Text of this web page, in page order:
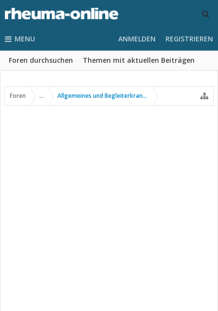
MENU
Foren durchsuchen Themen mit aktuellen Beiträgen
ANMELDEN REGISTRIEREN
Foren ... Allgemeines und Begleiterkrankungen